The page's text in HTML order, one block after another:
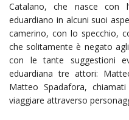
Catalano, che nasce con
eduardiano in alcuni suoi
camerino, con lo specchio,
che solitamente è negato
con le tante suggestioni
eduardiana tre attori:
Matteo Spadafora,
viaggiare attraverso